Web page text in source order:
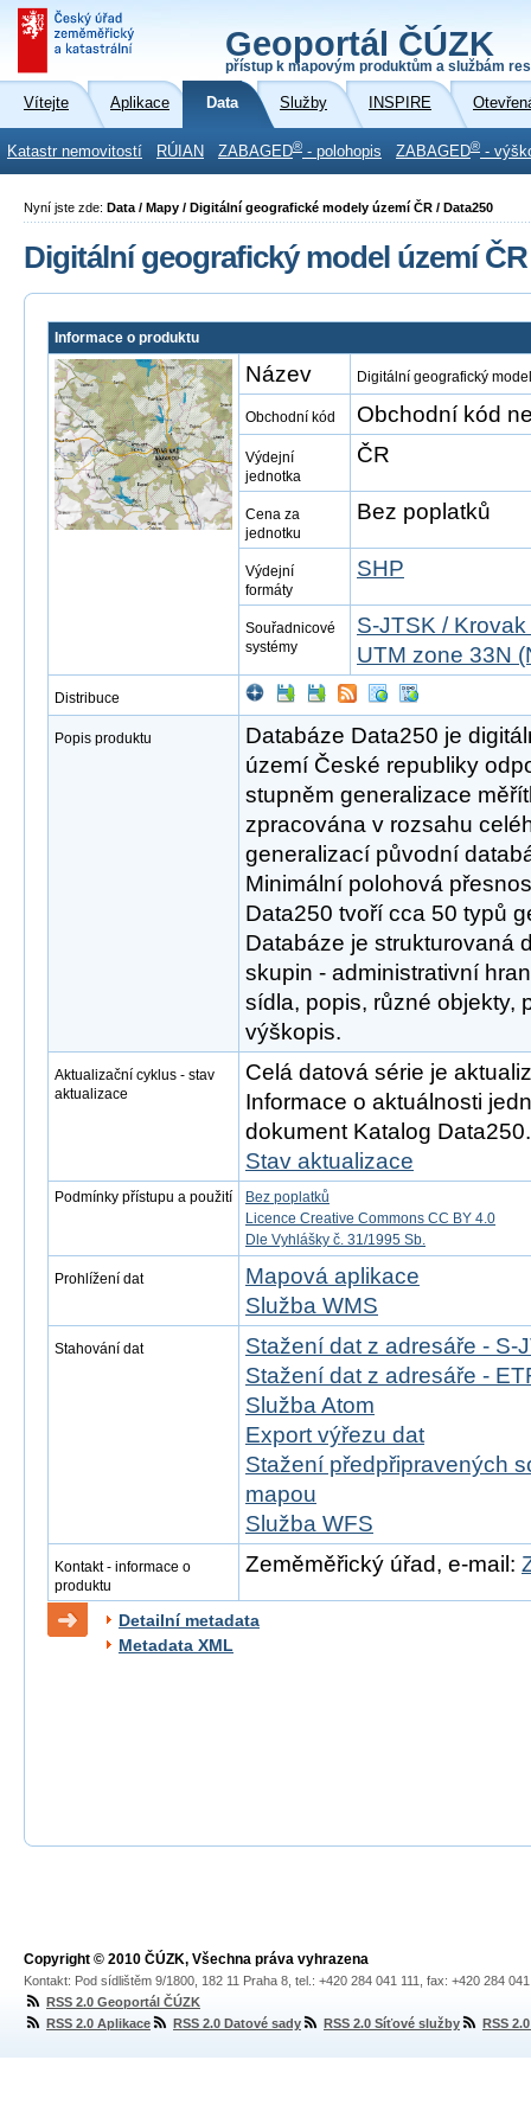
Geoportál ČÚZK
přístup k mapovým produktům a službám
Vítejte Aplikace Data Služby INSPIRE
Katastr nemovitostí RÚIAN ZABAGED® - polohopis ZABAGED® -
Nyní jste zde: Data / Mapy / Digitální geografické modely území ČR / Data250
Digitální geografický model území ČR
Informace o produktu
Název Digitální geografický
Obchodní kód Obchodní kód
Výdejní
jednotka
ČR
Cena za
jednotku
Bez poplatků
Výdejní
formáty
SHP
Souřadnicové
systémy
S-JTSK /
UTM zone 33N
Distribuce
Popis produktu
Databáze Data250 je
území České republiky
stupněm generalizace
zpracována v rozsahu
generalizací původní
Minimální polohová
Data250 tvoří cca 50 typů
Databáze je strukturovaná
skupin - administrativní
sídla, popis, různé objekty,
výškopis.
Aktualizační cyklus - stav
aktualizace
Celá datová série je
Informace o aktuálnosti
dokument Katalog Data250.
Stav aktualizace
Podmínky přístupu a použití
Bez poplatků
Licence Creative Commons CC BY 4.0
Dle Vyhlášky č. 31/1995 Sb.
Prohlížení dat
Mapová aplikace
Služba WMS
Stahování dat
Stažení dat z adresáře - S-
Stažení dat z adresáře -
Služba Atom
Export výřezu dat
Stažení předpřipravených
mapou
Služba WFS
Kontakt - informace o
produktu
Zeměměřický úřad, e-mail:
Detailní metadata
Metadata XML
Copyright © 2010 ČÚZK, Všechna práva vyhrazena
Kontakt: Pod sídlištěm 9/1800, 182 11 Praha 8, tel.: +420 284 041 111, fax: +420 284
RSS 2.0 Geoportál ČÚZK
RSS 2.0 Aplikace
RSS 2.0 Datové sady RSS 2.0 Síťové služby RSS